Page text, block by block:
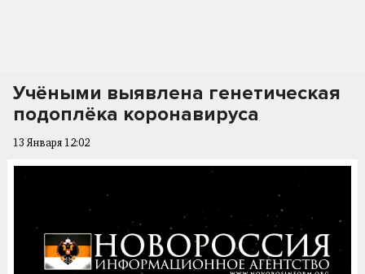
Учёными выявлена генетическая
подоплёка коронавируса
13 Января 12:02